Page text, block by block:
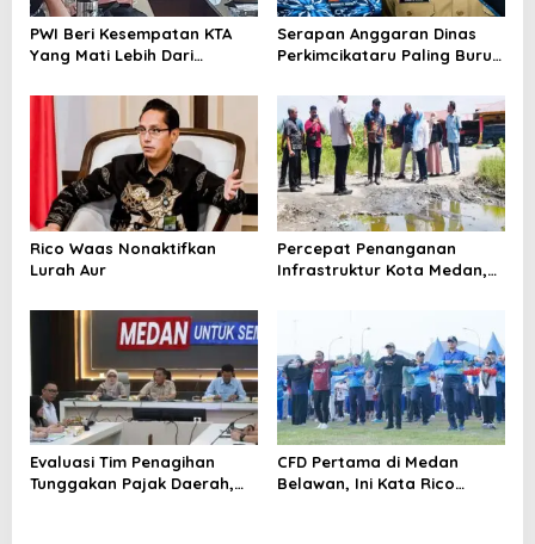
PWI Beri Kesempatan KTA
Yang Mati Lebih Dari
Serapan Anggaran Dinas
Perkimcikataru Paling Buruk,
Dievaluasi
Rico Waas Nonaktifkan
Lurah Aur
Percepat Penanganan
Infrastruktur Kota Medan,
Evaluasi Tim Penagihan
Tunggakan Pajak Daerah,
CFD Pertama di Medan
Belawan, Ini Kata Rico